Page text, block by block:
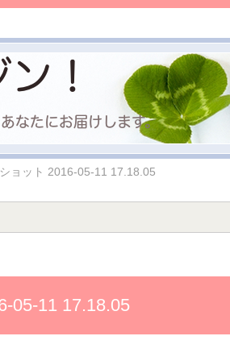
ョット 2016-05-11 17.18.05
05-11 17.18.05